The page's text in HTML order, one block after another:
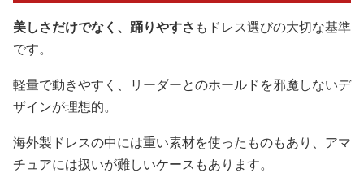
美しさだけでなく、踊りやすさ もドレス選びの大切な基準
です。
軽量で動きやすく、リーダーとのホールドを邪魔しないデ
ザインが理想的。
海外製ドレスの中には重い素材を使ったものもあり、アマ
チュアには扱いが難しいケースもあります。